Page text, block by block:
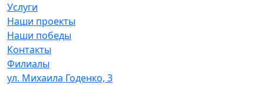
Услуги
Наши проекты
Наши победы
Контакты
Филиалы
ул. Михаила Годенко, 3